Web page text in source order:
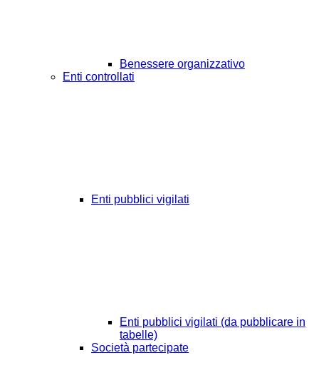
Benessere organizzativo
Enti controllati
Enti pubblici vigilati
Enti pubblici vigilati (da pubblicare in
tabelle)
Società partecipate